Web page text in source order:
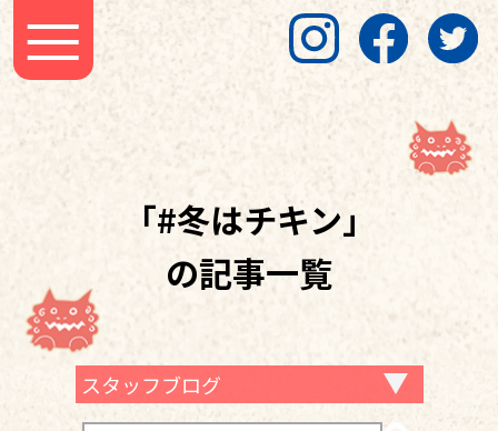
「#冬はチキン」
の記事一覧
スタッフブログ